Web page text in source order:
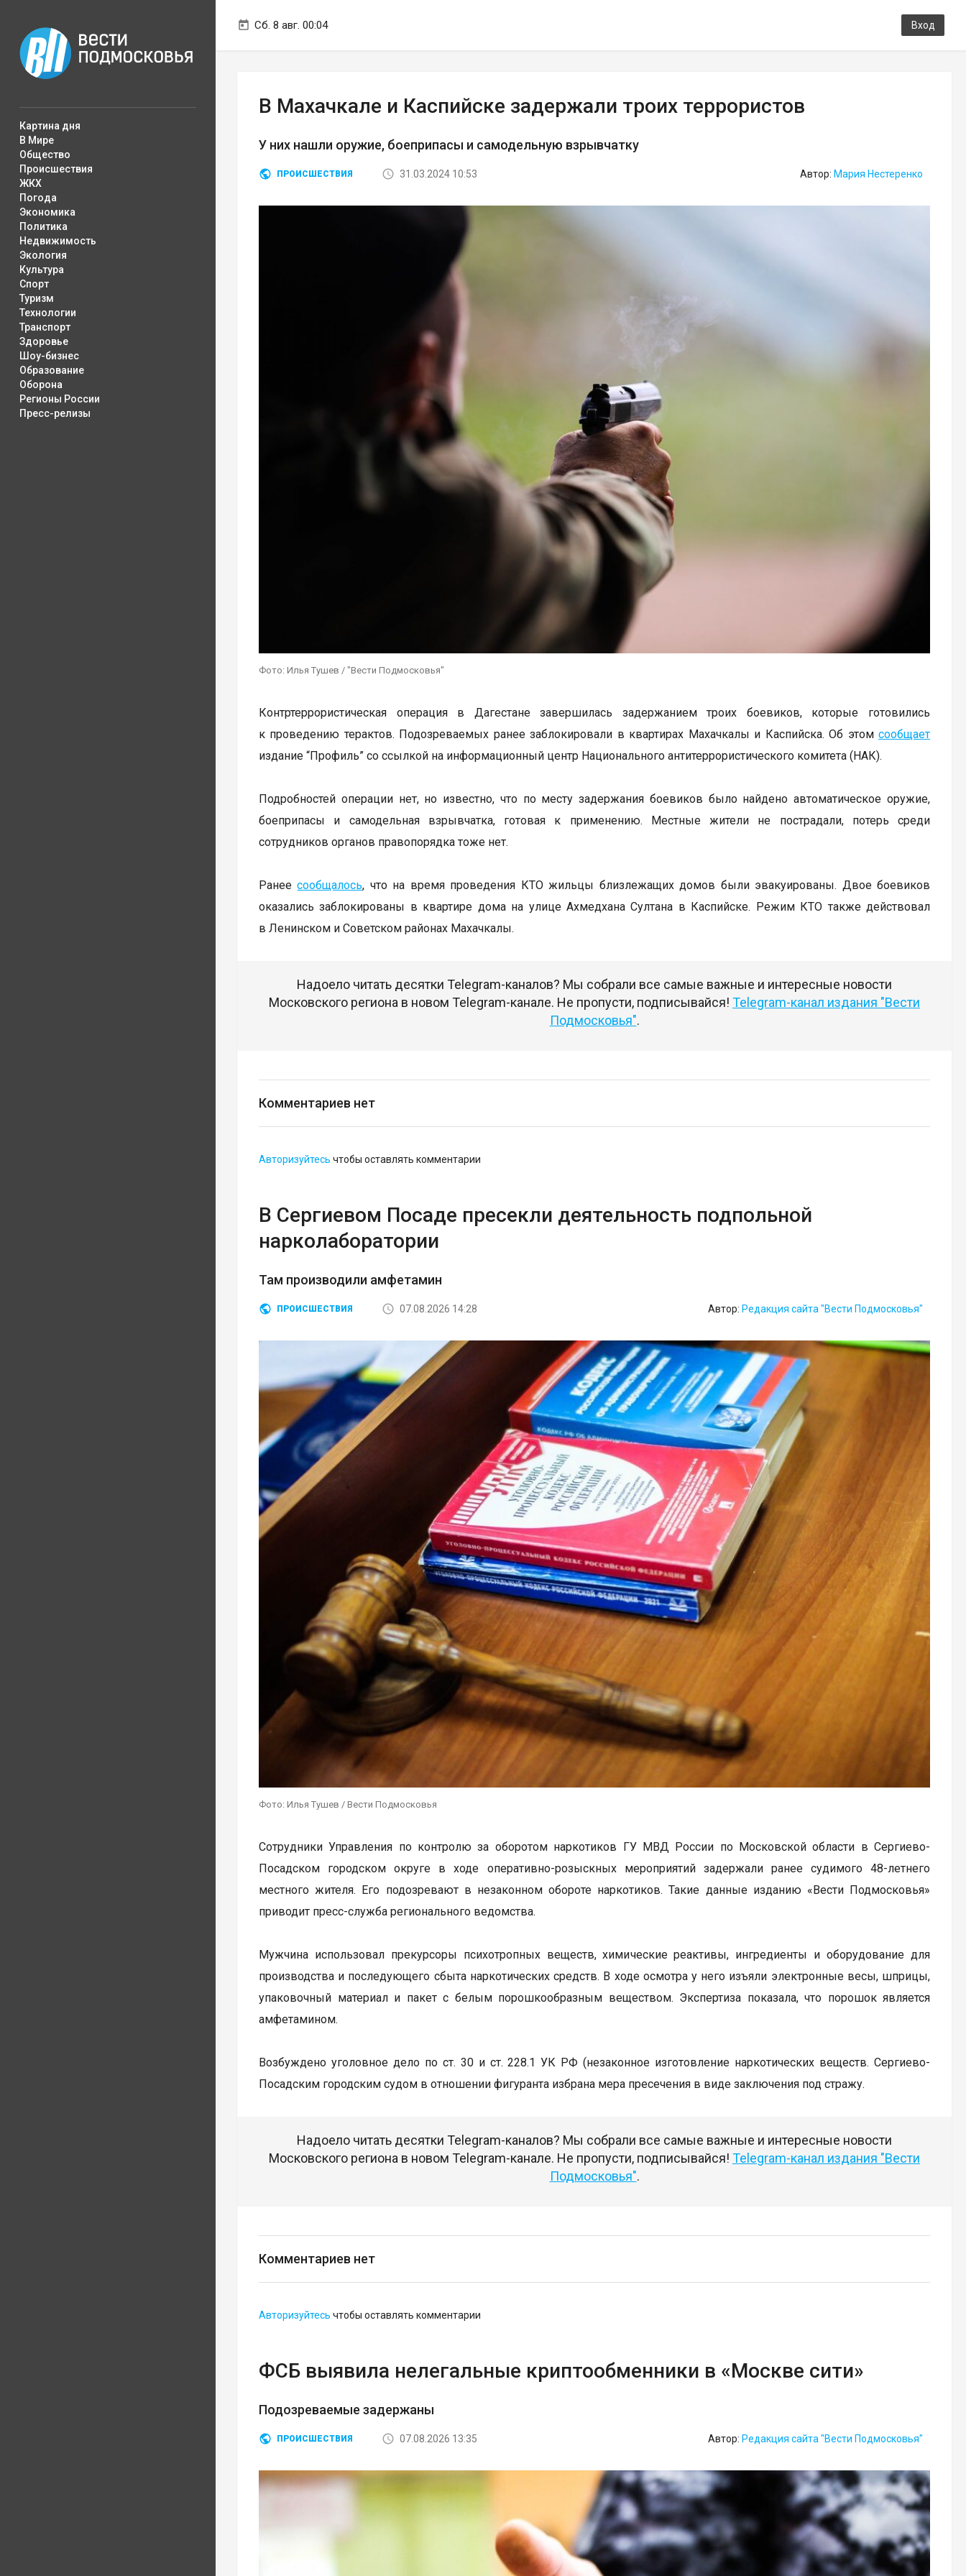
Сб. 8 авг. 00:04 Вход
Картина дня
В Мире
Общество
Происшествия
ЖКХ
Погода
Экономика
Политика
Недвижимость
Экология
Культура
Спорт
Туризм
Технологии
Транспорт
Здоровье
Шоу-бизнес
Образование
Оборона
Регионы России
Пресс-релизы
В Махачкале и Каспийске задержали троих террористов
У них нашли оружие, боеприпасы и самодельную взрывчатку
ПРОИСШЕСТВИЯ 31.03.2024 10:53 Автор: Мария Нестеренко
Фото: Илья Тушев / "Вести Подмосковья"
Контртеррористическая операция в Дагестане завершилась задержанием троих боевиков, которые готовились
к проведению терактов. Подозреваемых ранее заблокировали в квартирах Махачкалы и Каспийска. Об этом сообщает
издание “Профиль” со ссылкой на информационный центр Национального антитеррористического комитета (НАК).
Подробностей операции нет, но известно, что по месту задержания боевиков было найдено автоматическое оружие,
боеприпасы и самодельная взрывчатка, готовая к применению. Местные жители не пострадали, потерь среди
сотрудников органов правопорядка тоже нет.
Ранеесообщалось, что на время проведения КТО жильцы близлежащих домов были эвакуированы. Двое боевиков
оказались заблокированы в квартире дома на улице Ахмедхана Султана в Каспийске. Режим КТО также действовал
в Ленинском и Советском районах Махачкалы.
Надоело читать десятки Telegram-каналов? Мы собрали все самые важные и интересные новости
Московского региона в новом Telegram-канале. Не пропусти, подписывайся! Telegram-канал издания "Вести
Подмосковья".
Комментариев нет
Авторизуйтесь чтобы оставлять комментарии
В Сергиевом Посаде пресекли деятельность подпольной
нарколаборатории
Там производили амфетамин
ПРОИСШЕСТВИЯ 07.08.2026 14:28 Автор: Редакция сайта "Вести Подмосковья"
Фото: Илья Тушев / Вести Подмосковья
Сотрудники Управления по контролю за оборотом наркотиков ГУ МВД России по Московской области в Сергиево-
Посадском городском округе в ходе оперативно-розыскных мероприятий задержали ранее судимого 48-летнего
местного жителя. Его подозревают в незаконном обороте наркотиков. Такие данные изданию «Вести Подмосковья»
приводит пресс-служба регионального ведомства.
Мужчина использовал прекурсоры психотропных веществ, химические реактивы, ингредиенты и оборудование для
производства и последующего сбыта наркотических средств. В ходе осмотра у него изъяли электронные весы, шприцы,
упаковочный материал и пакет с белым порошкообразным веществом. Экспертиза показала, что порошок является
амфетамином.
Возбуждено уголовное дело по ст. 30 и ст. 228.1 УК РФ (незаконное изготовление наркотических веществ. Сергиево-
Посадским городским судом в отношении фигуранта избрана мера пресечения в виде заключения под стражу.
Надоело читать десятки Telegram-каналов? Мы собрали все самые важные и интересные новости
Московского региона в новом Telegram-канале. Не пропусти, подписывайся! Telegram-канал издания "Вести
Подмосковья".
Комментариев нет
Авторизуйтесь чтобы оставлять комментарии
ФСБ выявила нелегальные криптообменники в «Москве сити»
Подозреваемые задержаны
ПРОИСШЕСТВИЯ 07.08.2026 13:35 Автор: Редакция сайта "Вести Подмосковья"